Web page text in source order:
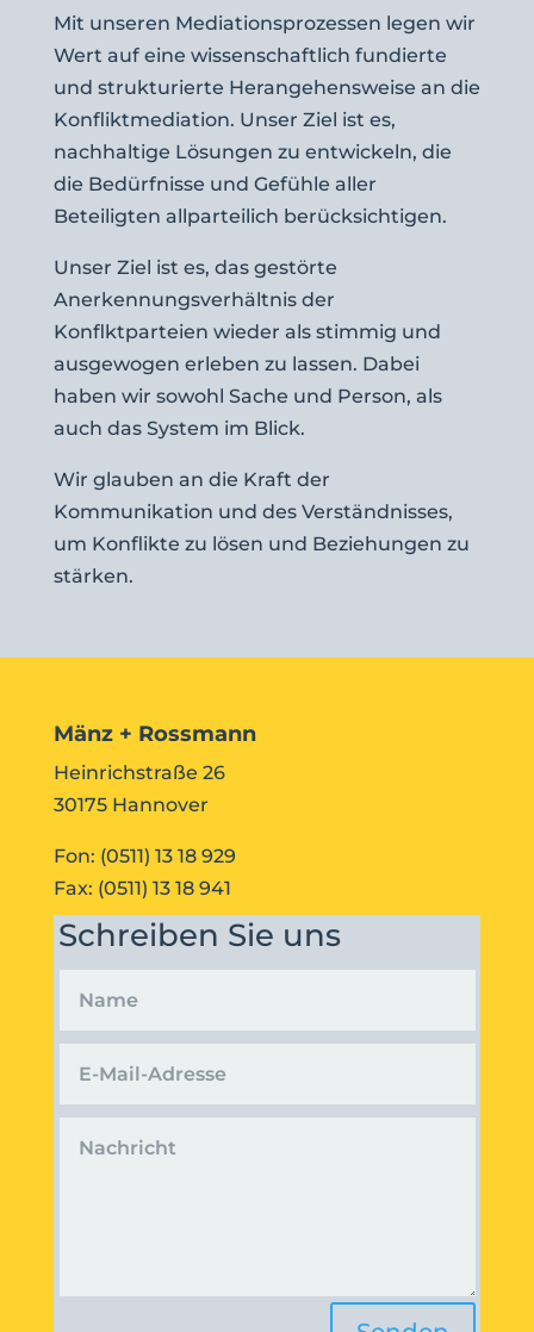
Mit unseren Mediationsprozessen legen wir
Wert auf eine wissenschaftlich fundierte
und strukturierte Herangehensweise an die
Konfliktmediation. Unser Ziel ist es,
nachhaltige Lösungen zu entwickeln, die
die Bedürfnisse und Gefühle aller
Beteiligten allparteilich berücksichtigen.
Unser Ziel ist es, das gestörte
Anerkennungsverhältnis der
Konflktparteien wieder als stimmig und
ausgewogen erleben zu lassen. Dabei
haben wir sowohl Sache und Person, als
auch das System im Blick.
Wir glauben an die Kraft der
Kommunikation und des Verständnisses,
um Konflikte zu lösen und Beziehungen zu
stärken.
Mänz + Rossmann
Heinrichstraße 26
30175 Hannover
Fon: (0511) 13 18 929
Fax: (0511) 13 18 941
Schreiben Sie uns